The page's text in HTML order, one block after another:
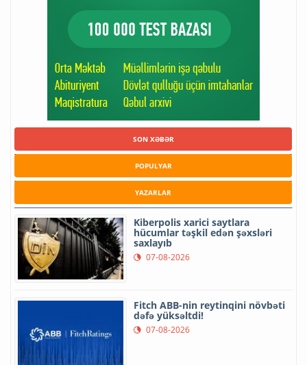
SON XƏBƏR
POPULYAR
YAZARLAR
Kiberpolis xarici saytlara
hücumlar təşkil edən şəxsləri
saxlayıb
07-08-2026
Fitch ABB-nin reytinqini növbəti
dəfə yüksəltdi!
07-08-2026